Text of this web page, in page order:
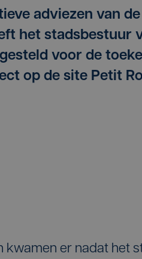
adviezen van
het stadsbestuur
voor de
op de site Petit
kwamen er nadat het